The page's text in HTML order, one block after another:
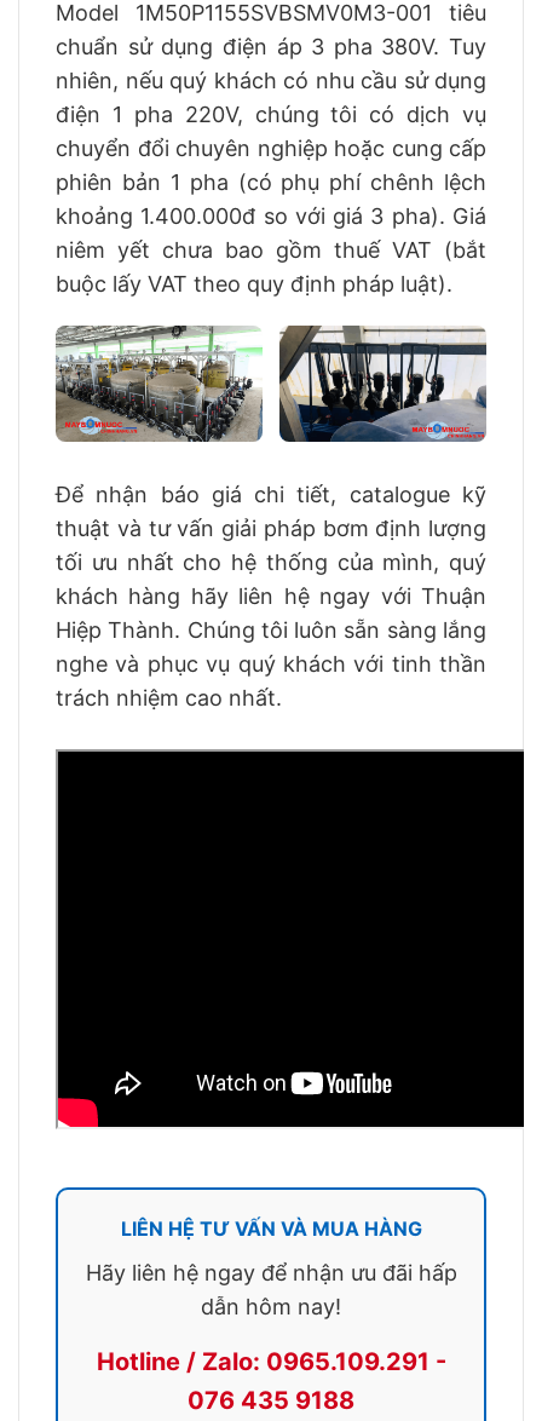
Model 1M50P1155SVBSMV0M3-001 tiêu
chuẩn sử dụng điện áp 3 pha 380V. Tuy
nhiên, nếu quý khách có nhu cầu sử dụng
điện 1 pha 220V, chúng tôi có dịch vụ
chuyển đổi chuyên nghiệp hoặc cung cấp
phiên bản 1 pha (có phụ phí chênh lệch
khoảng 1.400.000đ so với giá 3 pha). Giá
niêm yết chưa bao gồm thuế VAT (bắt
buộc lấy VAT theo quy định pháp luật).
Để nhận báo giá chi tiết, catalogue kỹ
thuật và tư vấn giải pháp bơm định lượng
tối ưu nhất cho hệ thống của mình, quý
khách hàng hãy liên hệ ngay với Thuận
Hiệp Thành. Chúng tôi luôn sẵn sàng lắng
nghe và phục vụ quý khách với tinh thần
trách nhiệm cao nhất.
LIÊN HỆ TƯ VẤN VÀ MUA HÀNG
Hãy liên hệ ngay để nhận ưu đãi hấp
dẫn hôm nay!
Hotline / Zalo: 0965.109.291 -
076 435 9188